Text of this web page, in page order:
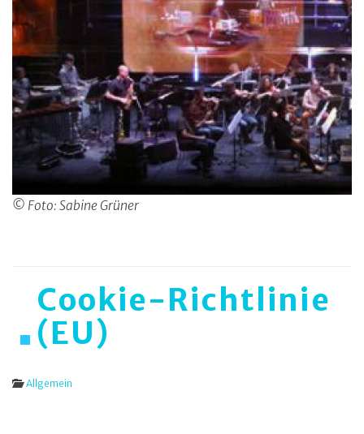
© Foto: Sabine Grüner
Cookie-Richtlinie
(EU)
Allgemein